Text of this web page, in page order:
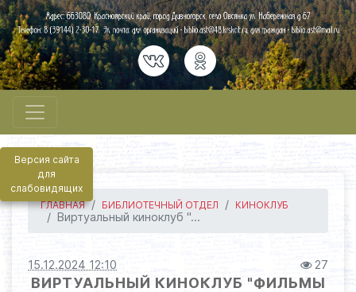
Версия сайта
для
слабовидящих
ГЛАВНАЯ
БИБЛИОТЕЧНЫЙ ОТДЕЛ КИНОКЛУБ
Виртуальный киноклуб "...
15.12.2024 12:10 27
ВИРТУАЛЬНЫЙ КИНОКЛУБ "ФИЛЬМЫ